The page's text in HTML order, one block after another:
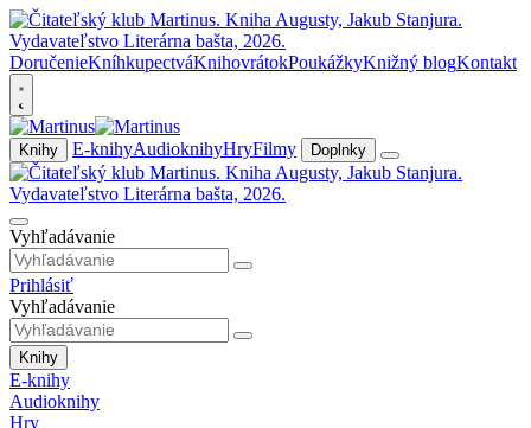
DoručenieKníhkupectváKnihovrátokPoukážkyKnižný blogKontakt
Knihy E-knihyAudioknihyHryFilmy Doplnky
Vyhľadávanie
Prihlásiť
Vyhľadávanie
Knihy
E-knihy
Audioknihy
Hry